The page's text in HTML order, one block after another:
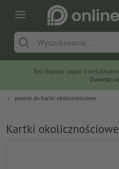
Bez dopłaty: papier z
Dowiedz
powrót do Kartki okolicznościowe
Kartki